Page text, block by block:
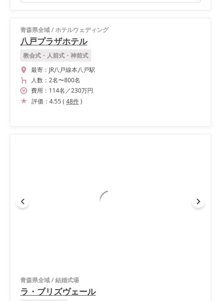
青森県全域/ホテルウェディング
八戸プラザホテル
教会式・人前式・神前式
最寄： JR八戸線本八戸駅
人数： 2名〜800名
費用： 114名 ／230万円
評価： 4.55( 48件)
青森県全域/結婚式場
ラ・ブリズヴェール